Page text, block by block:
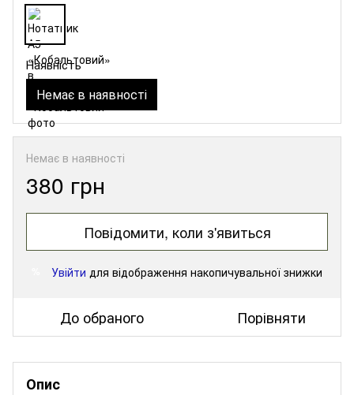
Наявність
Немає в наявності
Немає в наявності
380 грн
Повідомити, коли з'явиться
Увійти для відображення накопичувальної знижки
До обраного Порівняти
Опис